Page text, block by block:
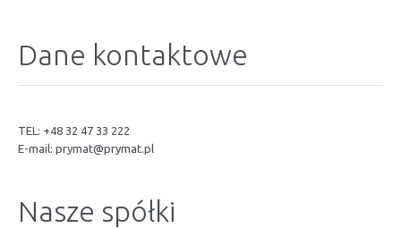
Dane kontaktowe
TEL: +48 32 47 33 222
E-mail: prymat@prymat.pl
Nasze spółki